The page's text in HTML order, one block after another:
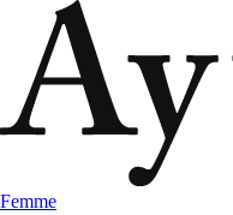
Femme